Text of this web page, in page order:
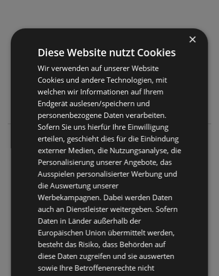
SPAR Supermarkt
Schäfferhofstraße 1
6971 Hard
ANGEBOTE:
0
FLUGBLÄTTER: 1
ENTFERNUNG: 8,93 km
Geschlossen
Montag - Samstag
06:50- 18:00 Uhr
×
Diese Website nutzt Cookies
Wir verwenden auf unserer Website
Cookies und andere Technologien, mit
welchen wir Informationen auf Ihrem
Endgerät auslesen/speichern und
personenbezogene Daten verarbeiten.
Sofern Sie uns hierfür Ihre Einwilligung
erteilen, geschieht dies für die Einbindung
externer Medien, die Nutzungsanalyse, die
Personalisierung unserer Angebote, das
Ausspielen personalisierter Werbung und
die Auswertung unserer
Werbekampagnen. Dabei werden Daten
auch an Dienstleister weitergeben. Sofern
Daten in Länder außerhalb der
Europäischen Union übermittelt werden,
besteht das Risiko, dass Behörden auf
diese Daten zugreifen und sie auswerten
sowie Ihre Betroffenenrechte nicht